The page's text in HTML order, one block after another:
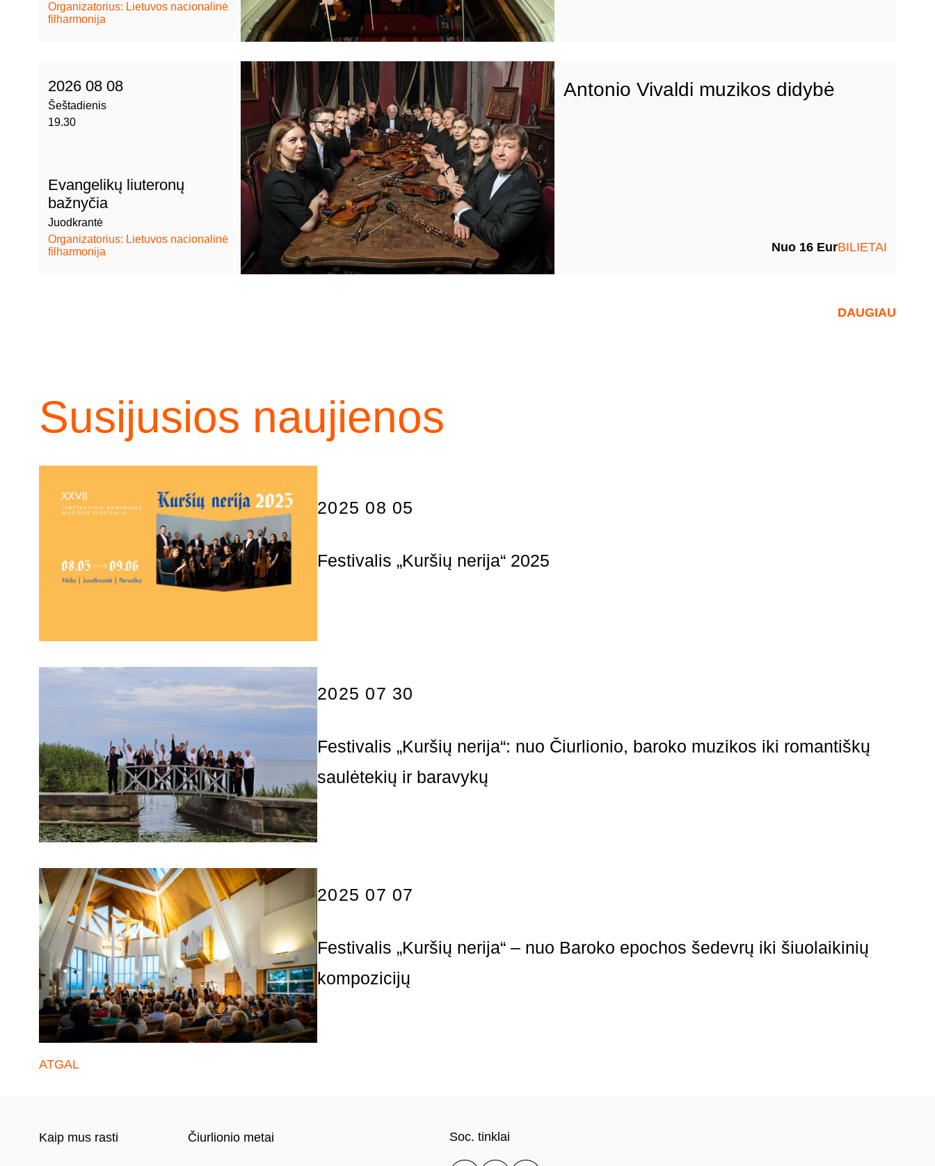
Organizatorius: Lietuvos nacionalinė
filharmonija
2026 08 08
Šeštadienis
19.30
Evangelikų liuteronų
bažnyčia
Juodkrantė
Organizatorius: Lietuvos nacionalinė
filharmonija
Antonio Vivaldi muzikos didybė
Nuo 16 EurBILIETAI
DAUGIAU
Susijusios naujienos
2025 08 05
Festivalis „Kuršių nerija“ 2025
2025 07 30
Festivalis „Kuršių nerija“: nuo Čiurlionio, baroko muzikos iki romantiškų
saulėtekių ir baravykų
2025 07 07
Festivalis „Kuršių nerija“ – nuo Baroko epochos šedevrų iki šiuolaikinių
kompozicijų
ATGAL
Kaip mus rasti Čiurlionio metai Soc. tinklai